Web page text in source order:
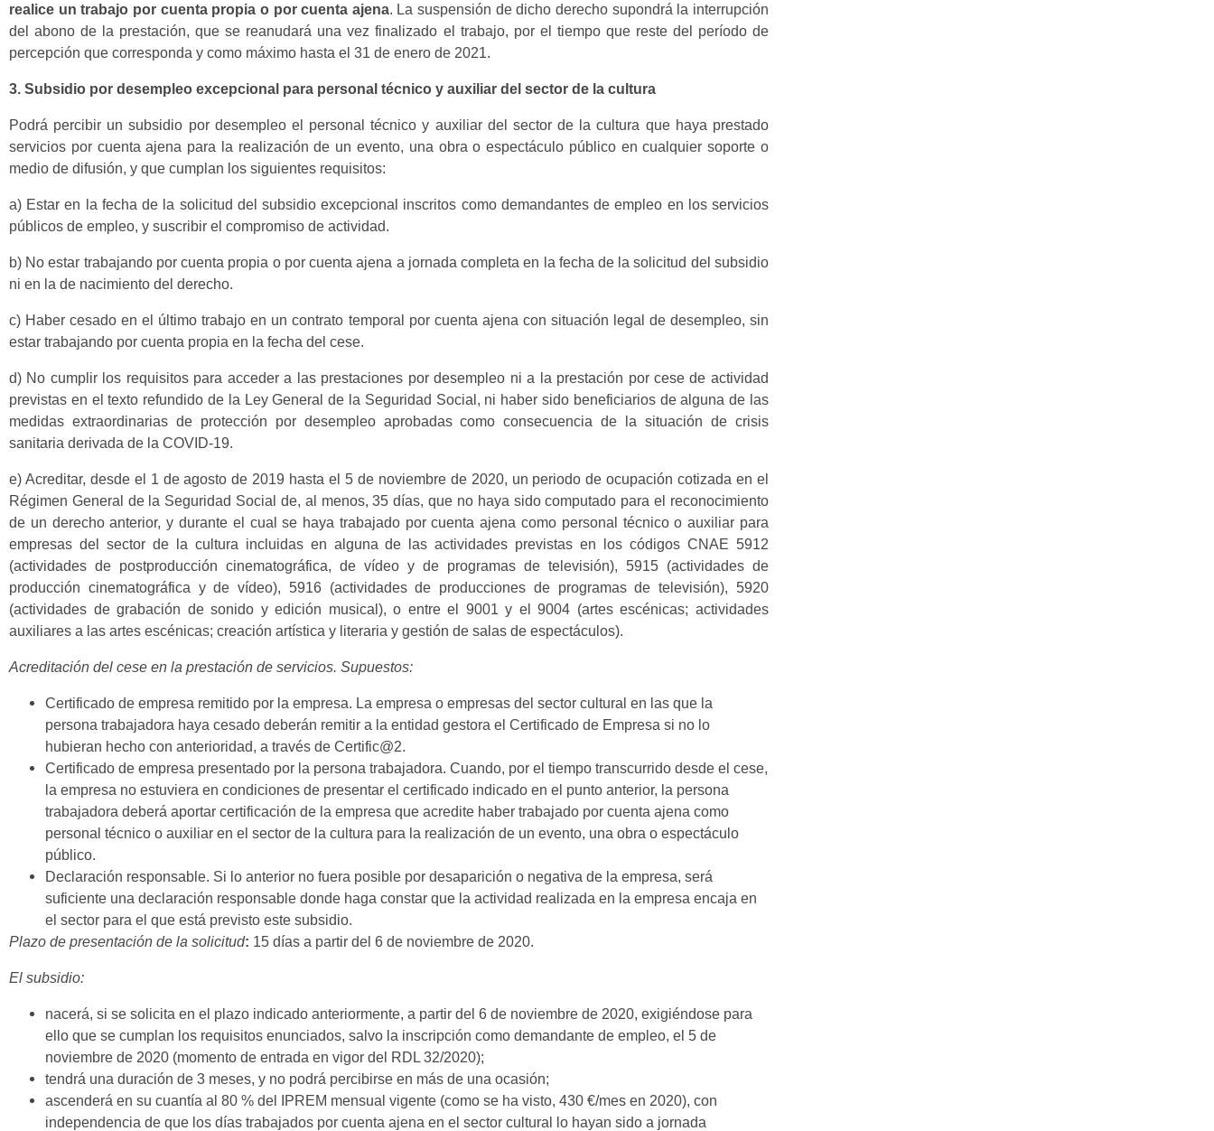
realice un trabajo por cuenta propia o por cuenta ajena. La suspensión de dicho derecho supondrá la interrupción
del abono de la prestación, que se reanudará una vez finalizado el trabajo, por el tiempo que reste del período de
percepción que corresponda y como máximo hasta el 31 de enero de 2021.
3. Subsidio por desempleo excepcional para personal técnico y auxiliar del sector de la cultura
Podrá percibir un subsidio por desempleo el personal técnico y auxiliar del sector de la cultura que haya prestado
servicios por cuenta ajena para la realización de un evento, una obra o espectáculo público en cualquier soporte o
medio de difusión, y que cumplan los siguientes requisitos:
a) Estar en la fecha de la solicitud del subsidio excepcional inscritos como demandantes de empleo en los servicios
públicos de empleo, y suscribir el compromiso de actividad.
b) No estar trabajando por cuenta propia o por cuenta ajena a jornada completa en la fecha de la solicitud del subsidio
ni en la de nacimiento del derecho.
c) Haber cesado en el último trabajo en un contrato temporal por cuenta ajena con situación legal de desempleo, sin
estar trabajando por cuenta propia en la fecha del cese.
d) No cumplir los requisitos para acceder a las prestaciones por desempleo ni a la prestación por cese de actividad
previstas en el texto refundido de la Ley General de la Seguridad Social, ni haber sido beneficiarios de alguna de las
medidas extraordinarias de protección por desempleo aprobadas como consecuencia de la situación de crisis
sanitaria derivada de la COVID-19.
e) Acreditar, desde el 1 de agosto de 2019 hasta el 5 de noviembre de 2020, un periodo de ocupación cotizada en el
Régimen General de la Seguridad Social de, al menos, 35 días, que no haya sido computado para el reconocimiento
de un derecho anterior, y durante el cual se haya trabajado por cuenta ajena como personal técnico o auxiliar para
empresas del sector de la cultura incluidas en alguna de las actividades previstas en los códigos CNAE 5912
(actividades de postproducción cinematográfica, de vídeo y de programas de televisión), 5915 (actividades de
producción cinematográfica y de vídeo), 5916 (actividades de producciones de programas de televisión), 5920
(actividades de grabación de sonido y edición musical), o entre el 9001 y el 9004 (artes escénicas; actividades
auxiliares a las artes escénicas; creación artística y literaria y gestión de salas de espectáculos).
Acreditación del cese en la prestación de servicios. Supuestos:
Certificado de empresa remitido por la empresa. La empresa o empresas del sector cultural en las que la
persona trabajadora haya cesado deberán remitir a la entidad gestora el Certificado de Empresa si no lo
hubieran hecho con anterioridad, a través de Certific@2.
Certificado de empresa presentado por la persona trabajadora. Cuando, por el tiempo transcurrido desde el cese,
la empresa no estuviera en condiciones de presentar el certificado indicado en el punto anterior, la persona
trabajadora deberá aportar certificación de la empresa que acredite haber trabajado por cuenta ajena como
personal técnico o auxiliar en el sector de la cultura para la realización de un evento, una obra o espectáculo
público.
Declaración responsable. Si lo anterior no fuera posible por desaparición o negativa de la empresa, será
suficiente una declaración responsable donde haga constar que la actividad realizada en la empresa encaja en
el sector para el que está previsto este subsidio.
Plazo de presentación de la solicitud: 15 días a partir del 6 de noviembre de 2020.
El subsidio:
nacerá, si se solicita en el plazo indicado anteriormente, a partir del 6 de noviembre de 2020, exigiéndose para
ello que se cumplan los requisitos enunciados, salvo la inscripción como demandante de empleo, el 5 de
noviembre de 2020 (momento de entrada en vigor del RDL 32/2020);
tendrá una duración de 3 meses, y no podrá percibirse en más de una ocasión;
ascenderá en su cuantía al 80 % del IPREM mensual vigente (como se ha visto, 430 €/mes en 2020), con
independencia de que los días trabajados por cuenta ajena en el sector cultural lo hayan sido a jornada